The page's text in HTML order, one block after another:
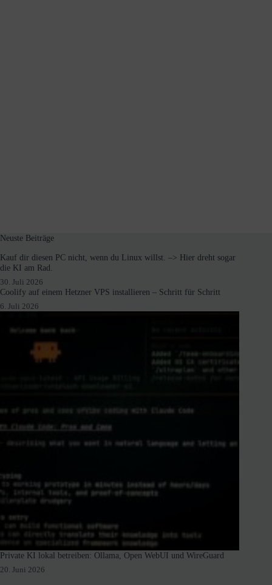
Neuste Beiträge
Kauf dir diesen PC nicht, wenn du Linux willst. –> Hier dreht sogar
die KI am Rad.
30. Juli 2026
Coolify auf einem Hetzner VPS installieren – Schritt für Schritt
6. Juli 2026
Private KI lokal betreiben: Ollama, Open WebUI und WireGuard
20. Juni 2026